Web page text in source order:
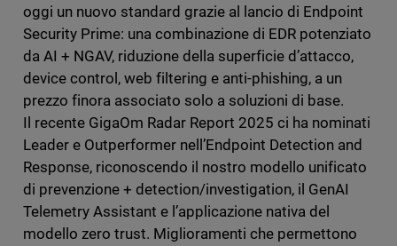
oggi un nuovo standard grazie al lancio di Endpoint
Security Prime: una combinazione di EDR potenziato
da AI + NGAV, riduzione della superficie d’attacco,
device control, web filtering e anti-phishing, a un
prezzo finora associato solo a soluzioni di base.
Il recente GigaOm Radar Report 2025 ci ha nominati
Leader e Outperformer nell’Endpoint Detection and
Response, riconoscendo il nostro modello unificato
di prevenzione + detection/investigation, il GenAI
Telemetry Assistant e l’applicazione nativa del
modello zero trust. Miglioramenti che permettono